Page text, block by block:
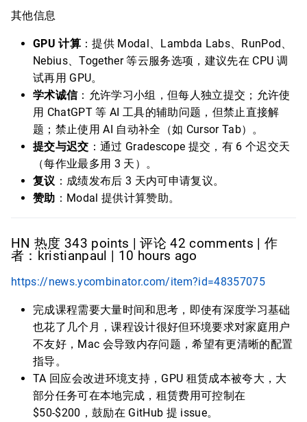
其他信息
GPU 计算：提供 Modal、Lambda Labs、RunPod、
Nebius、Together 等云服务选项，建议先在 CPU 调
试再用 GPU。
学术诚信：允许学习小组，但每人独立提交；允许使
用 ChatGPT 等 AI 工具的辅助问题，但禁止直接解
题；禁止使用 AI 自动补全（如 Cursor Tab）。
提交与迟交 ：通过 Gradescope 提交，有 6 个迟交天
（每作业最多用 3 天）。
复议 ：成绩发布后 3 天内可申请复议。
赞助 ：Modal 提供计算赞助。
HN 热度 343 points | 评论 42 comments | 作
者：kristianpaul | 10 hours ago
https://news.ycombinator.com/item?id=48357075
完成课程需要大量时间和思考，即使有深度学习基础
也花了几个月，课程设计很好但环境要求对家庭用户
不友好，Mac 会导致内存问题，希望有更清晰的配置
指导。
TA 回应会改进环境支持，GPU 租赁成本被夸大，大
部分任务可在本地完成，租赁费用可控制在
$50-$200，鼓励在 GitHub 提 issue。